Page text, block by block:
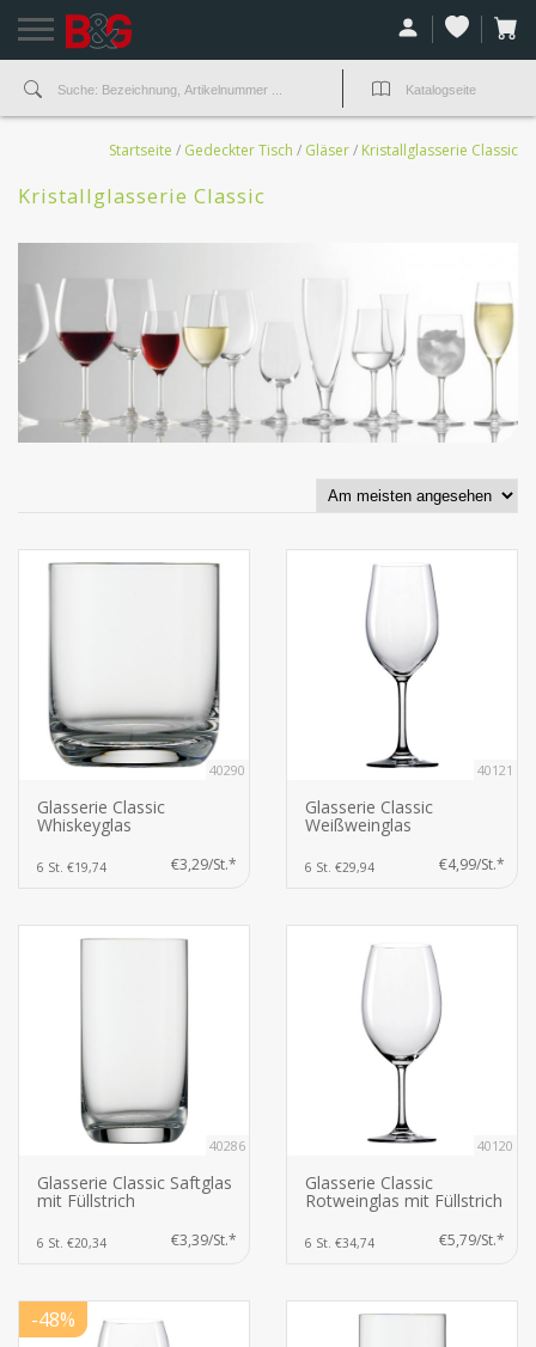
Startseite / Gedeckter Tisch / Gläser/ Kristallglasserie Classic
Kristallglasserie Classic
40290
Glasserie Classic
Whiskeyglas
6 St. €19,74 €3,29/St.*
40121
Glasserie Classic
Weißweinglas
6 St. €29,94 €4,99/St.*
40286
Glasserie Classic Saftglas
mit Füllstrich
6 St. €20,34 €3,39/St.*
40120
Glasserie Classic
Rotweinglas mit Füllstrich
6 St. €34,74 €5,79/St.*
-48%